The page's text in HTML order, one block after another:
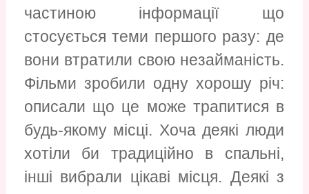
частиною інформації що
стосується теми першого разу: де
вони втратили свою незайманість.
Фільми зробили одну хорошу річ:
описали що це може трапитися в
будь-якому місці. Хоча деякі люди
хотіли би традиційно в спальні,
інші вибрали цікаві місця. Деякі з